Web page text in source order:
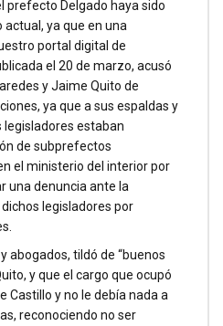
prefecto Delgado haya sido
ya que en una
portal digital de
el 20 de marzo, acusó
y Jaime Quito de
ya que a sus espaldas y
legisladores estaban
de subprefectos
el ministerio del interior por
una denuncia ante la
legisladores por
abogados, tildó de “buenos
y que el cargo que ocupó
Castillo y no le debía nada a
reconociendo no ser